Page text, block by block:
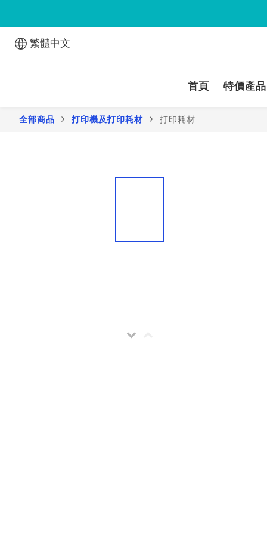
繁體中文
首頁 特價產品
全部商品 打印機及打印耗材 打印耗材